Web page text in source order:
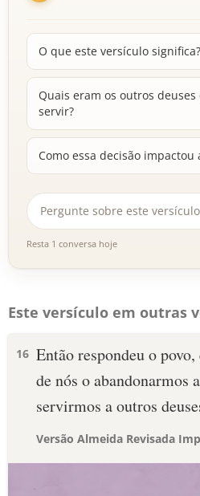
O que este versículo significa?
Quais eram os outros
servir?
Como essa decisão
Resta 1 conversa hoje
Este versículo em outras
16 Então respondeu o
de nós o abandonarmos
servirmos a outros
Versão Almeida Revisada